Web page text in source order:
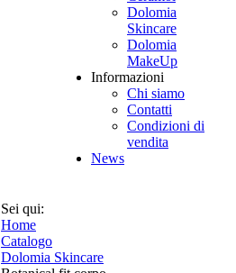
Dolomia
Skincare
Dolomia
MakeUp
Informazioni
Chi siamo
Contatti
Condizioni di
vendita
News
Sei qui:
Home
Catalogo
Dolomia Skincare